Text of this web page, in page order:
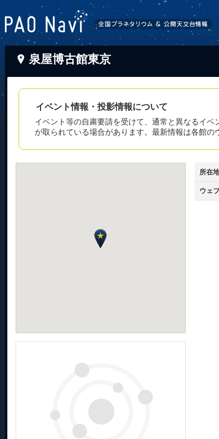
泉屋博古館東京
イベント情報・投影情報について
イベント等の自粛要請を受けて、通常と異なるイ
が取られている場合があります。最新情報は各館
所在
ウェ